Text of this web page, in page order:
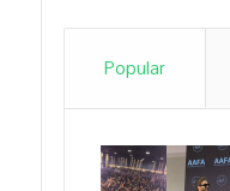
Popular